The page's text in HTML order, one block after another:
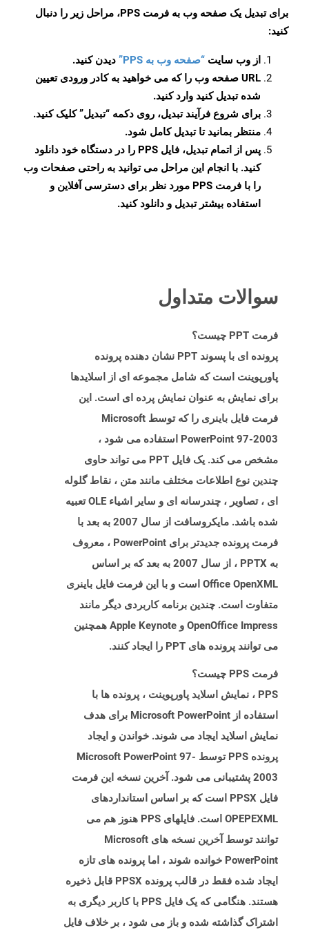
برای تبدیل یک صفحه وب به فرمت PPS، مراحل زیر را دنبال
کنید:
از وب سایت “صفحه وب به PPS”
دیدن کنید.
URL صفحه وب را که می خواهید به کادر ورودی تعیین
شده تبدیل کنید وارد کنید.
برای شروع فرآیند تبدیل، روی دکمه “تبدیل” کلیک کنید.
منتظر بمانید تا تبدیل کامل شود.
پس از اتمام تبدیل، فایل PPS را در دستگاه خود دانلود
کنید. با انجام این مراحل می توانید به راحتی صفحات وب
را با فرمت PPS مورد نظر برای دسترسی آفلاین و
استفاده بیشتر تبدیل و دانلود کنید.
سوالات متداول
فرمت PPT چیست؟
پرونده ای با پسوند PPT نشان دهنده پرونده
پاورپوینت است که شامل مجموعه ای از اسلایدها
برای نمایش به عنوان نمایش پرده ای است. این
فرمت فایل باینری را که توسط Microsoft
PowerPoint 97-2003 استفاده می شود ،
مشخص می کند. یک فایل PPT می تواند حاوی
چندین نوع اطلاعات مختلف مانند متن ، نقاط گلوله
ای ، تصاویر ، چندرسانه ای و سایر اشیاء OLE تعبیه
شده باشد. مایکروسافت از سال 2007 به بعد با
فرمت پرونده جدیدتر برای PowerPoint ، معروف
به PPTX ، از سال 2007 به بعد که بر اساس
Office OpenXML است و با این فرمت فایل باینری
متفاوت است. چندین برنامه کاربردی دیگر مانند
OpenOffice Impress و Apple Keynote همچنین
می توانند پرونده های PPT را ایجاد کنند.
فرمت PPS چیست؟
PPS ، نمایش اسلاید پاورپوینت ، پرونده ها با
استفاده از Microsoft PowerPoint برای هدف
نمایش اسلاید ایجاد می شوند. خواندن و ایجاد
پرونده PPS توسط Microsoft PowerPoint 97-
2003 پشتیبانی می شود. آخرین نسخه این فرمت
فایل PPSX است که بر اساس استانداردهای
OPEPEXML است. فایلهای PPS هنوز هم می
توانند توسط آخرین نسخه های Microsoft
PowerPoint خوانده شوند ، اما پرونده های تازه
ایجاد شده فقط در قالب پرونده PPSX قابل ذخیره
هستند. هنگامی که یک فایل PPS با کاربر دیگری به
اشتراک گذاشته شده و باز می شود ، بر خلاف فایل